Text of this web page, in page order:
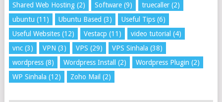
Shared Web Hosting(2) Software(9) truecaller(2)
ubuntu (11) Ubuntu Based (3) Useful Tips(6)
Useful Websites(12) Vestacp (11) video tutorial (4)
vnc(3) VPN (3) VPS (29) VPS Sinhala (38)
wordpress(8) Wordpress Install (2) Wordpress Plugin (2)
WP Sinhala (12) Zoho Mail (2)